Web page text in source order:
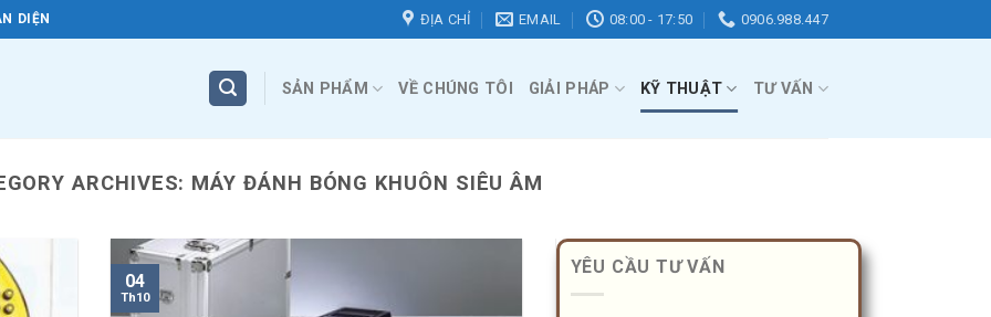
DIỆN ĐỊA CHỈ EMAIL 08:00 - 17:50 0906.988.447
SẢN PHẨM VỀ CHÚNG TÔI GIẢI PHÁP KỸ THUẬT TƯ VẤN
ARCHIVES: MÁY ĐÁNH BÓNG KHUÔN SIÊU ÂM
04
Th10
YÊU CẦU TƯ VẤN